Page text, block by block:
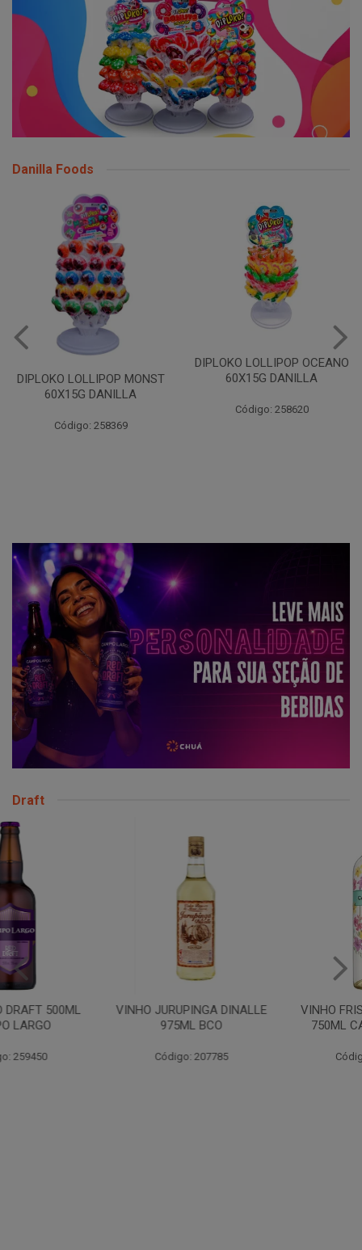
Danilla Foods
60X15G DANILLA
DIPLOKO LOLLIPOP ARCO
POP 60X15G DANILLA
Código: 258621
Draft
VINHO JURUPINGA DINALLE
VINHO FRISANTE BRANCO
750ML CAMPO LARGO